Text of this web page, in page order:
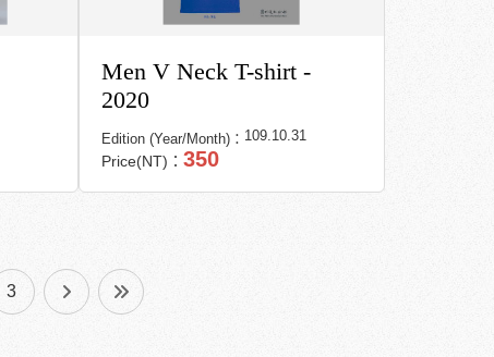
Men V Neck T-shirt -
2020
Edition (Year/Month)： 109.10.31
Price(NT)： 350
3